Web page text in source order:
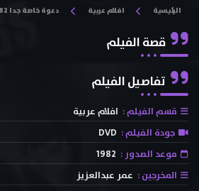
الرئيسية افلام عربية دعوة خاصة جدا 1982
قصة الفيلم
تفاصيل الفيلم
قسم الفيلم : افلام عربية
جودة الفيلم : DVD
موعد الصدور : 1982
المخرجين : عمر عبدالعزيز